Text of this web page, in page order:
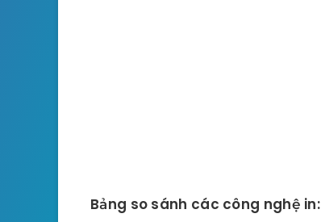
Bảng so sánh các công nghệ in: